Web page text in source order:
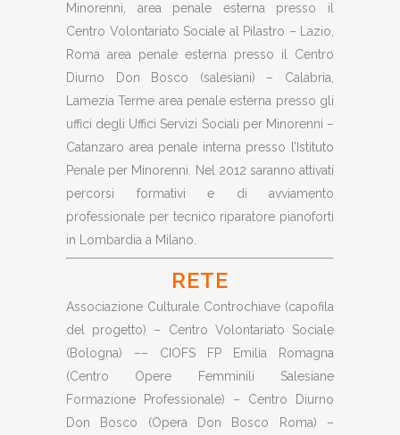
Minorenni, area penale esterna presso il
Centro Volontariato Sociale al Pilastro – Lazio,
Roma area penale esterna presso il Centro
Diurno Don Bosco (salesiani) – Calabria,
Lamezia Terme area penale esterna presso gli
uffici degli Uffici Servizi Sociali per Minorenni –
Catanzaro area penale interna presso l’Istituto
Penale per Minorenni. Nel 2012 saranno attivati
percorsi formativi e di avviamento
professionale per tecnico riparatore pianoforti
in Lombardia a Milano.
RETE
Associazione Culturale Controchiave (capofila
del progetto) – Centro Volontariato Sociale
(Bologna) –– CIOFS FP Emilia Romagna
(Centro Opere Femminili Salesiane
Formazione Professionale) – Centro Diurno
Don Bosco (Opera Don Bosco Roma) –